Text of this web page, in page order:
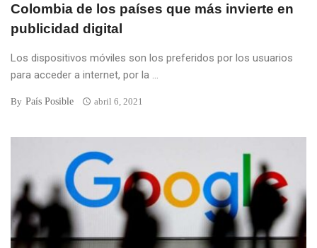
Colombia de los países que más invierte en
publicidad digital
Los dispositivos móviles son los preferidos por los usuarios
para acceder a internet, por la ...
By País Posible abril 6, 2021